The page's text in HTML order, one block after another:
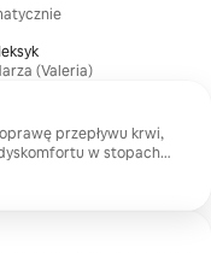
(Valeria)
przepływu krwi,
w stopach
uczucia
lekkości.